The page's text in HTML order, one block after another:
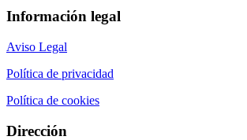
Información legal
Aviso Legal
Política de privacidad
Política de cookies
Dirección